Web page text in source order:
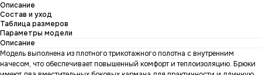
Описание
Состав и уход
Таблица размеров
Параметры модели
Описание
Модель выполнена из плотного трикотажного полотна с внутренним
начесом, что обеспечивает повышенный комфорт и теплоизоляцию. Брюки